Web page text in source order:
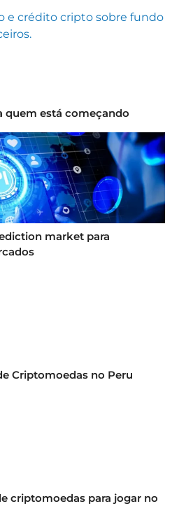
quem está começando
market para
Criptomoedas no Peru
criptomoedas para jogar no